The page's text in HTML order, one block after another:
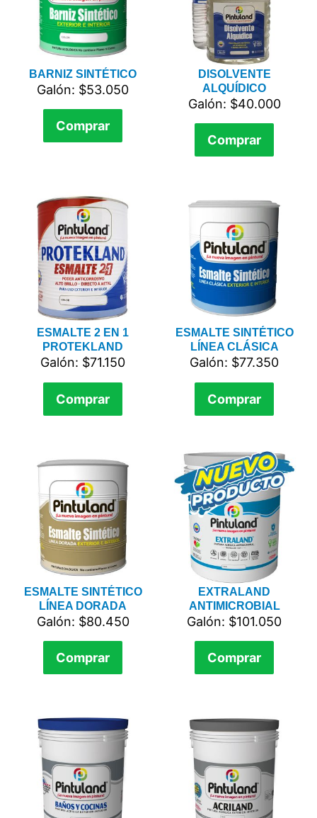
BARNIZ SINTÉTICO
Galón: $53.050
Comprar
DISOLVENTE
ALQUÍDICO
Galón: $40.000
Comprar
ESMALTE 2 EN 1
PROTEKLAND
Galón: $71.150
Comprar
ESMALTE SINTÉTICO
LÍNEA CLÁSICA
Galón: $77.350
Comprar
ESMALTE SINTÉTICO
LÍNEA DORADA
Galón: $80.450
Comprar
EXTRALAND
ANTIMICROBIAL
Galón: $101.050
Comprar